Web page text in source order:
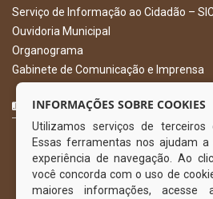
Serviço de Informação ao Cidadão –
Ouvidoria Municipal
Organograma
Gabinete de Comunicação e Imprensa
CURTA NOSSA FAN PAGE
INFORMAÇÕES SOBRE COOKIES
Utilizamos serviços de terceiros
Essas ferramentas nos ajudam
experiência de navegação. Ao
você concorda com o uso de
maiores informações, acesse